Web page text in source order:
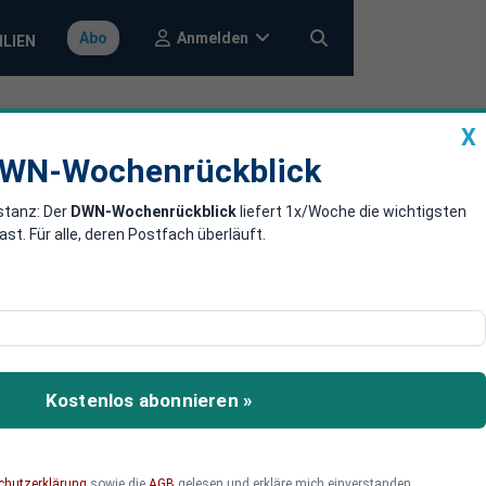
Abo Anmelden
herab
Institute
X
Wochenrückblick
Der DWN-Wochenrückblick liefert 1x/Woche die wichtigsten
Für alle, deren Postfach überläuft.
Kostenlos abonnieren »